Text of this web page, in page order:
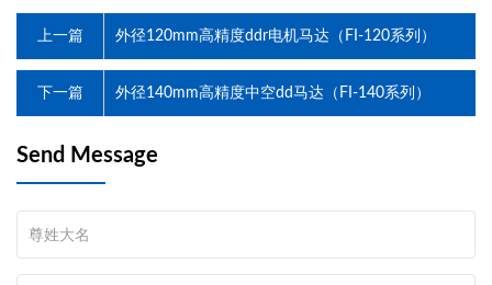
上一篇 外径120mm高精度ddr电机马达（FI-120系列）
外径140mm高精度中空dd马达（FI-140系列）
下一篇
Send Message